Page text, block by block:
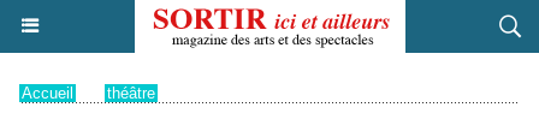
Accueil théâtre